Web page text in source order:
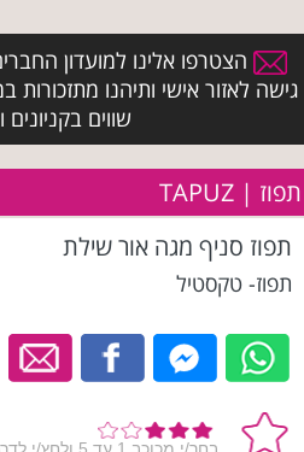
הצטרפו אלינו למועדון
גישה לאזור אישי ותיהנו מתזכורות
שווים בקניונים
תפוז | TAPUZ
תפוז סניף מגה אור שילת
תפוז- טקסטיל